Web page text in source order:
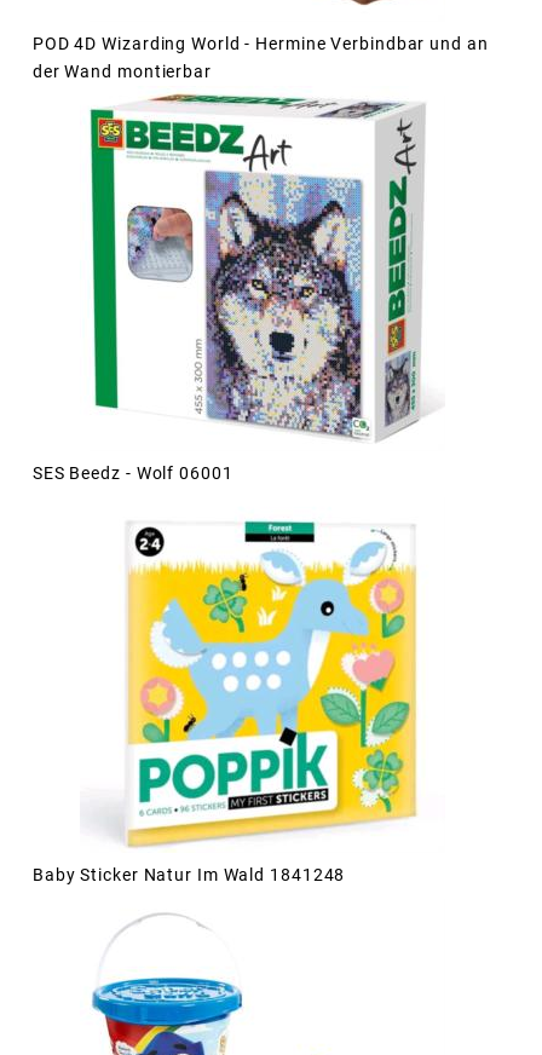
POD 4D Wizarding World - Hermine Verbindbar und an
der Wand montierbar
SES Beedz - Wolf 06001
Baby Sticker Natur Im Wald 1841248